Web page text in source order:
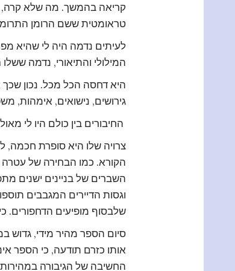
קריאה בהמשך. מה שלא קרה,
טראומטית ששם הרומן
לעיתים נדמה היה לי שהיא
המילולי והתיאורי, נדמה
היא דחסה הכל מכל. נכון שכך
גירושים, נישואים, אימהות,
החיבורים בין כולם היו לי
צרויה שלו היא סופרת חכמה,
הקורא. כמו הבחירה של עטרה
השברים של בניינים ישנים
וגסות הדיירים המגבבים
שלבסוף מופיעים הדחפורים.
סיום הספר מהיר מידי, גדוש
אותו כזרם תודעה, כי הספר
החשיבה של הגיבורה